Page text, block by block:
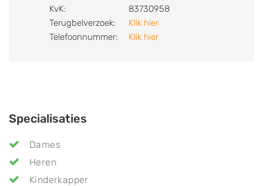
KvK:
83730958
Terugbelverzoek:
Klik hier
Telefoonnummer:
Klik hier
Specialisaties
Dames
Heren
Kinderkapper